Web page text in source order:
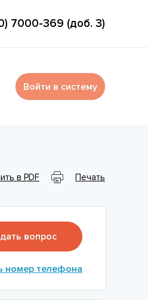
7000-369 (доб. 3)
Войти в систему
в PDF Печать
вопрос
номер телефона